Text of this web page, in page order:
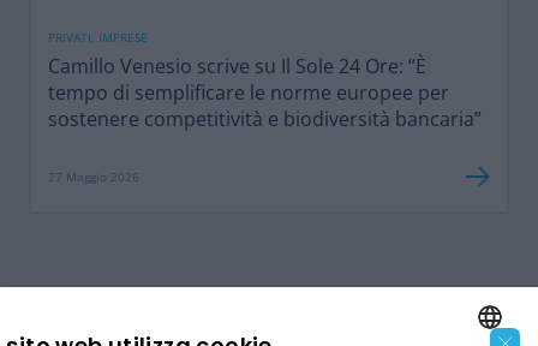
PRIVATI, IMPRESE
Camillo Venesio scrive su Il Sole 24 Ore: “È
tempo di semplificare le norme europee per
sostenere competitività e biodiversità bancaria”
27 Maggio 2026